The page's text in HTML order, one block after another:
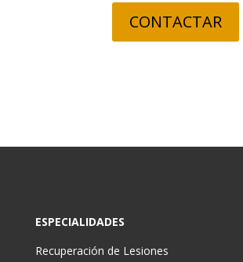
CONTACTAR
ESPECIALIDADES
Recuperación de Lesiones